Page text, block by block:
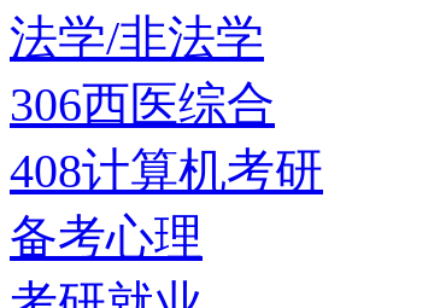
法学/非法学
306西医综合
408计算机考研
备考心理